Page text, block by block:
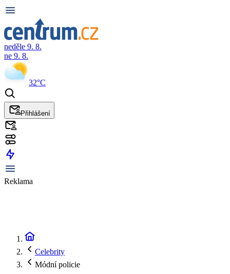
neděle 9. 8.
ne 9. 8.
32°C
Přihlášení
Reklama
Celebrity
Módní policie